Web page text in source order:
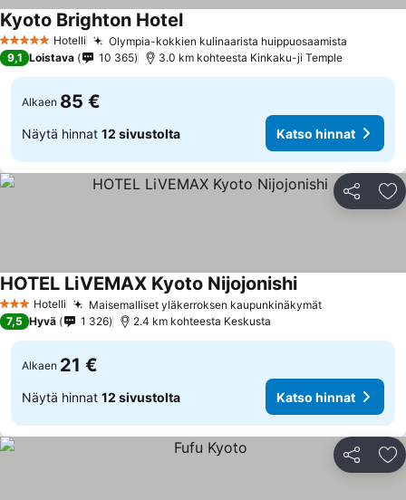
5 Tähtiluokitus
Hotelli Olympia-kokkien kulinaarista huippuosaamista
Kyoto Brighton HotelKatso hinnat
9,1 Loistava 10 365 3.0 km kohteesta Kinkaku-ji Temple
Alkaen 85 €
Näytä hinnat 12 sivustolta Katso hinnat
Jaa
3 Tähtiluokitus
Hotelli Maisemalliset yläkerroksen kaupunkinäkymätKatso hinnat
HOTEL LiVEMAX Kyoto NijojonishiKatso hinnat
7,5 Hyvä 1 326 2.4 km kohteesta Keskusta
Alkaen 21 €
Näytä hinnat 12 sivustolta Katso hinnat
Jaa